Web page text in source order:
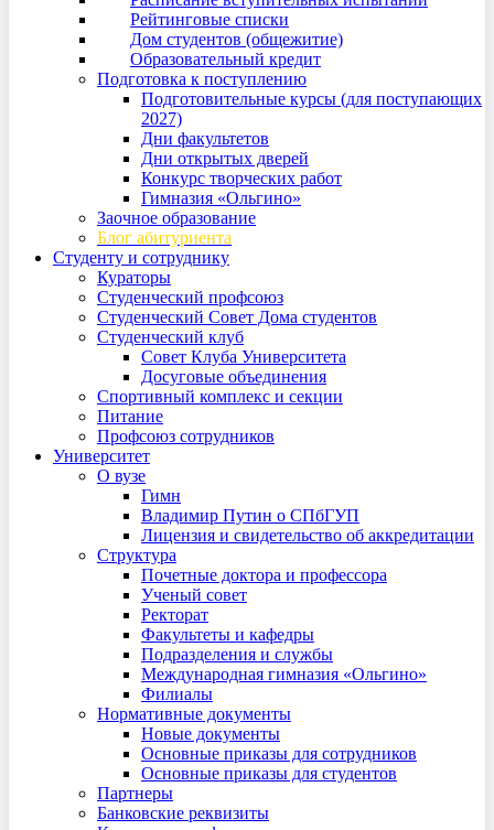
Рейтинговые списки
Дом студентов (общежитие)
Образовательный кредит
Подготовка к поступлению
Подготовительные курсы (для поступающих
2027)
Дни факультетов
Дни открытых дверей
Конкурс творческих работ
Гимназия «Ольгино»
Заочное образование
Блог абитуриента
Студенту и сотруднику
Кураторы
Студенческий профсоюз
Студенческий Совет Дома студентов
Студенческий клуб
Совет Клуба Университета
Досуговые объединения
Спортивный комплекс и секции
Питание
Профсоюз сотрудников
Университет
О вузе
Гимн
Владимир Путин о СПбГУП
Лицензия и свидетельство об аккредитации
Структура
Почетные доктора и профессора
Ученый совет
Ректорат
Факультеты и кафедры
Подразделения и службы
Международная гимназия «Ольгино»
Филиалы
Нормативные документы
Новые документы
Основные приказы для сотрудников
Основные приказы для студентов
Партнеры
Банковские реквизиты